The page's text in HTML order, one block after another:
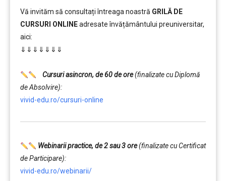
Vă invităm să consultați întreaga noastră GRILĂ DE
CURSURI ONLINEadresate învățământului preuniversitar,
aici:
⇓⇓⇓⇓⇓⇓⇓
Cursuri asincron, de 60 de ore(finalizate cu Diplomă
de Absolvire):
vivid-edu.ro/cursuri-online
Webinarii practice, de 2 sau 3 ore(finalizate cu Certificat
de Participare):
vivid-edu.ro/webinarii/